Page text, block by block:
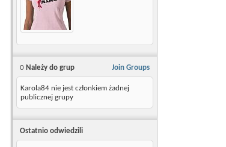
Join Groups
0 Należy do grup
Karola84 nie jest członkiem żadnej
publicznej grupy
Ostatnio odwiedzili